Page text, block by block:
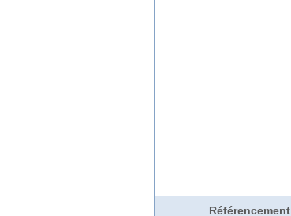
Référencement